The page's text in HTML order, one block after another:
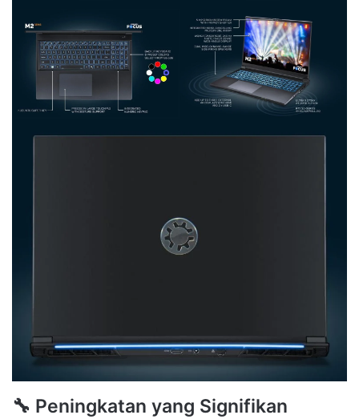
🔧 Peningkatan yang Signifikan